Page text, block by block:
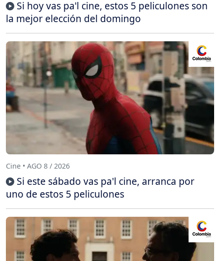
Si hoy vas pa'l cine, estos 5 peliculones son
la mejor elección del domingo
Cine • AGO 8 / 2026
Si este sábado vas pa'l cine, arranca por
uno de estos 5 peliculones